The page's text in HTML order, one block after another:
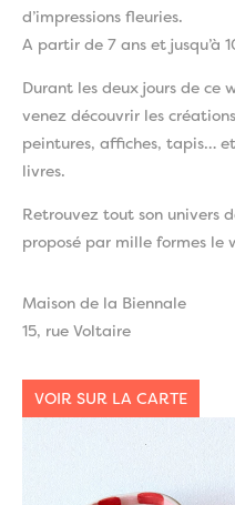
d’impressions fleuries.
A partir de 7 ans et jusqu’à
Durant les deux jours de ce
venez découvrir les
peintures, affiches, tapis…
livres.
Retrouvez tout son univers
proposé par mille formes le
Maison de la Biennale
15, rue Voltaire
VOIR SUR LA CARTE